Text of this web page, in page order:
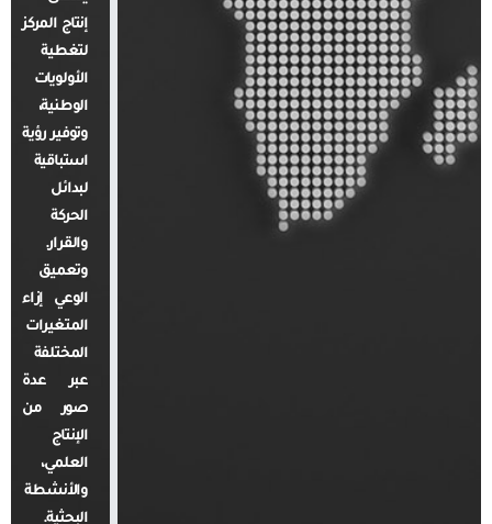
إنتاج المركز
لتغطية
الأولويات
الوطنية،
وتوفير رؤية
استباقية
لبدائل
الحركة
والقرار.
وتعميق
الوعي إزاء
المتغيرات
المختلفة
عبر عدة
صور من
الإنتاج
العلمي،
والأنشطة
البحثية.